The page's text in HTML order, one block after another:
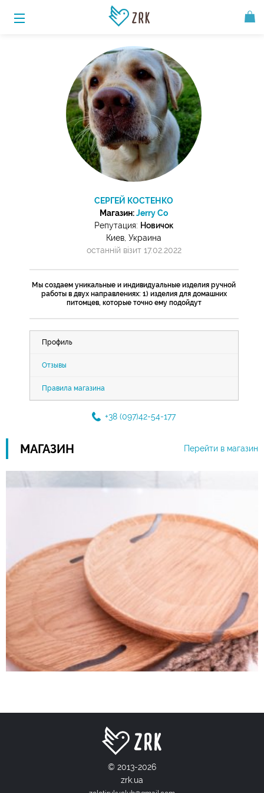
СЕРГЕЙ КОСТЕНКО
Магазин:Jerry Co
Репутация: Новичок
Киев, Украина
останній візит 17.02.2022
Мы создаем уникальные и индивидуальные изделия ручной
работы в двух направлениях: 1) изделия для домашних
питомцев, которые точно ему подойдут
Профиль
Отзывы
Правила магазина
+38 (097)42-54-177
МАГАЗИН Перейти в магазин
© 2013-2026
zrk.ua